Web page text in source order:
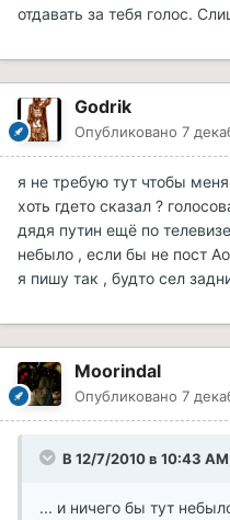
отдавать за тебя голос.
Godrik
Опубликовано 7
я не требую тут чтобы
хоть гдето сказал ?
дядя путин ещё по
небыло , если бы не пост
я пишу так , будто сел
Moorindal
Опубликовано 7
В 12/7/2010 в 10:43
... и ничего бы тут